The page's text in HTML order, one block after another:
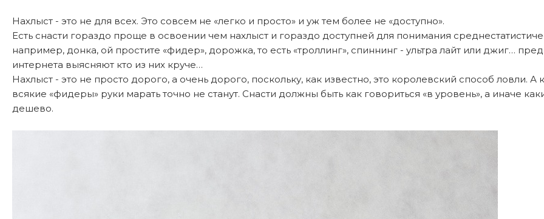
Нахлыст - это не для всех. Это совсем не «легко и просто» и уж тем более не «доступно».
Есть снасти гораздо проще в освоении чем нахлыст и гораздо доступней для понимания
например, донка, ой простите «фидер», дорожка, то есть «троллинг», спиннинг - ультра лайт или джиг…
интернета выясняют кто из них круче…
Нахлыст - это не просто дорого, а очень дорого, поскольку, как известно, это королевский способ ловли.
всякие «фидеры» руки марать точно не станут. Снасти должны быть как говориться «в уровень», а иначе
дешево.